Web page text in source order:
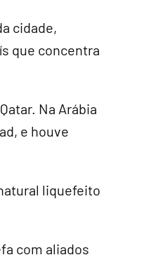
cidade,
que concentra
Na Arábia
e houve
liquefeito
com aliados